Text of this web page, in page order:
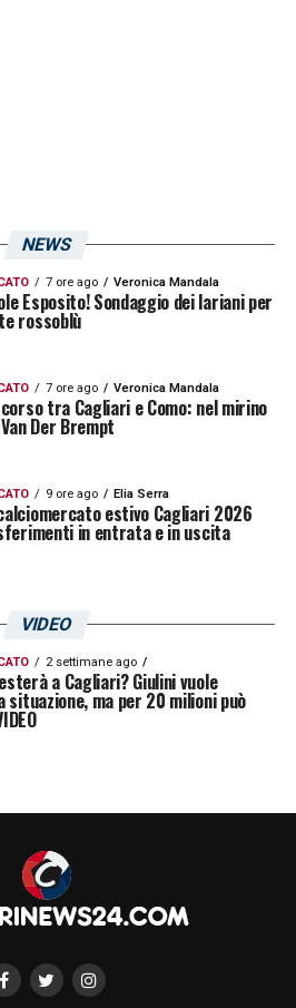
NEWS
7 ore ago Veronica Mandala
Esposito! Sondaggio dei lariani per
rossoblù
7 ore ago Veronica Mandala
tra Cagliari e Como: nel mirino
Der Brempt
9 ore ago Elia Serra
estivo Cagliari 2026
in entrata e in uscita
VIDEO
2 settimane ago
a Cagliari? Giulini vuole
situazione, ma per 20 milioni può